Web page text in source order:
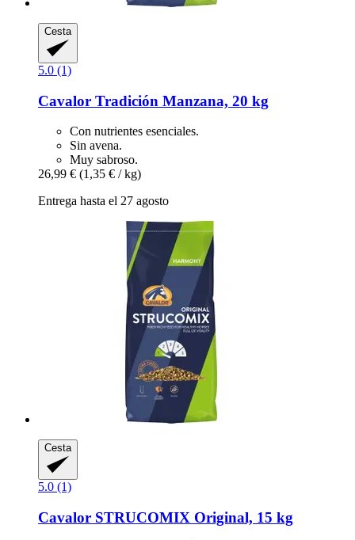
Cesta
5.0 (1)
Cavalor Tradición Manzana, 20 kg
Con nutrientes esenciales.
Sin avena.
Muy sabroso.
26,99 € (1,35 € / kg)
Entrega hasta el 27 agosto
Cesta
5.0 (1)
Cavalor STRUCOMIX Original, 15 kg